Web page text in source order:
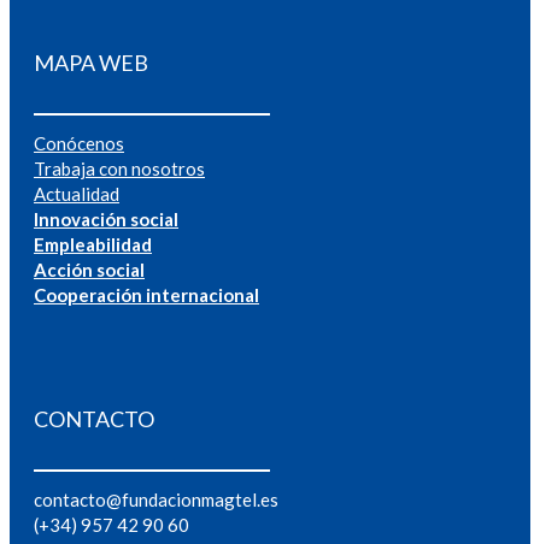
MAPA WEB
Conócenos
Trabaja con nosotros
Actualidad
Innovación social
Empleabilidad
Acción social
Cooperación internacional
CONTACTO
contacto@fundacionmagtel.es
(+34) 957 42 90 60